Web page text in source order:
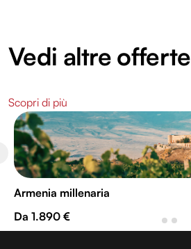
Vedi altre offerte
Scopri di più
Armenia millenaria
Da 1.890 €